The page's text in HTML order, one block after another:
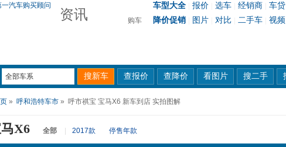
资讯 购车
车型大全 报价 选车 经销商
车贷
降价促销
图片 对比 二手车 视频
全部车系
» 呼和浩特车市 » 呼市祺宝 宝马X6 新车到店 实拍图解
X6 全部 2017款 停售年款